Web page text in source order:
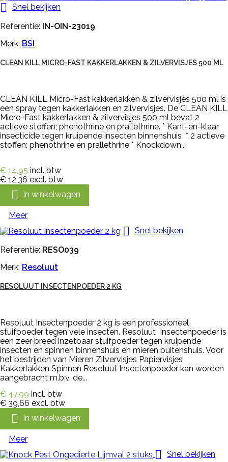
 Snel bekijken
Referentie: IN-OIN-23019
Merk: BSI
CLEAN KILL MICRO-FAST KAKKERLAKKEN & ZILVERVISJES 500 ML
CLEAN KILL Micro-Fast kakkerlakken & zilvervisjes 500 ml is
een spray tegen kakkerlakken en zilvervisjes. De CLEAN KILL
Micro-Fast kakkerlakken & zilvervisjes 500 ml bevat 2
actieve stoffen; phenothrine en prallethrine. * Kant-en-klaar
insecticide tegen kruipende insecten binnenshuis * 2 actieve
stoffen; phenothrine en prallethrine * Knockdown...
€ 14,95 incl. btw
€ 12,36 excl. btw
 In winkelwagen
Meer
 Snel bekijken
Referentie: RESO039
Merk: Resoluut
RESOLUUT INSECTENPOEDER 2 KG
Resoluut Insectenpoeder 2 kg is een professioneel
stuifpoeder tegen vele insecten. Resoluut Insectenpoeder is
een zeer breed inzetbaar stuifpoeder tegen kruipende
insecten en spinnen binnenshuis en mieren buitenshuis. Voor
het bestrijden van Mieren Zilvervisjes Papiervisjes
Kakkerlakken Spinnen Resoluut Insectenpoeder kan worden
aangebracht m.b.v. de...
€ 47,99 incl. btw
€ 39,66 excl. btw
 In winkelwagen
Meer
 Snel bekijken